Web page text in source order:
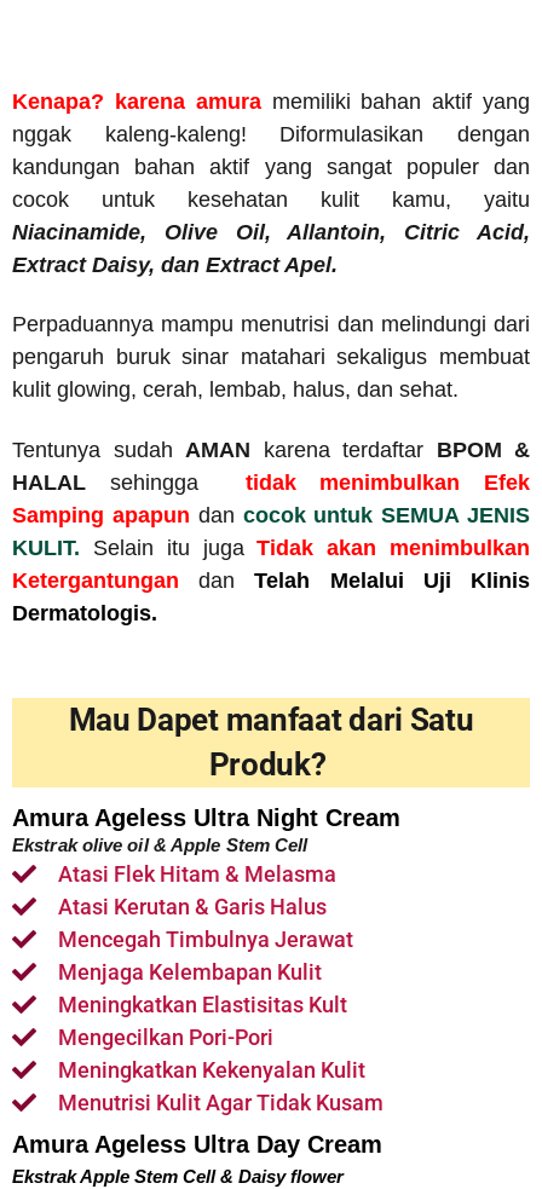
Kenapa? karena amuramemiliki bahan aktif yang
nggak kaleng-kaleng! Diformulasikan dengan
kandungan bahan aktif yang sangat populer dan
cocok untuk kesehatan kulit kamu, yaitu
Niacinamide, Olive Oil, Allantoin, Citric Acid,
Extract Daisy, dan Extract Apel.
Perpaduannya mampu menutrisi dan melindungi dari
pengaruh buruk sinar matahari sekaligus membuat
kulit glowing, cerah, lembab, halus, dan sehat.
Tentunya sudah AMAN karena terdaftar BPOM &
HALAL sehingga
tidak menimbulkan Efek
Samping apapun dan cocok untuk SEMUA JENIS
KULIT. Selain itu jugaTidak akan menimbulkan
Ketergantungan danTelah Melalui Uji Klinis
Dermatologis.
Mau Dapet manfaat dari Satu
Produk?
Amura Ageless Ultra Night Cream
Ekstrak olive oil & Apple Stem Cell
Atasi Flek Hitam & Melasma
Atasi Kerutan & Garis Halus
Mencegah Timbulnya Jerawat
Menjaga Kelembapan Kulit
Meningkatkan Elastisitas Kult
Mengecilkan Pori-Pori
Meningkatkan Kekenyalan Kulit
Menutrisi Kulit Agar Tidak Kusam
Amura Ageless Ultra Day Cream
Ekstrak Apple Stem Cell & Daisy flower